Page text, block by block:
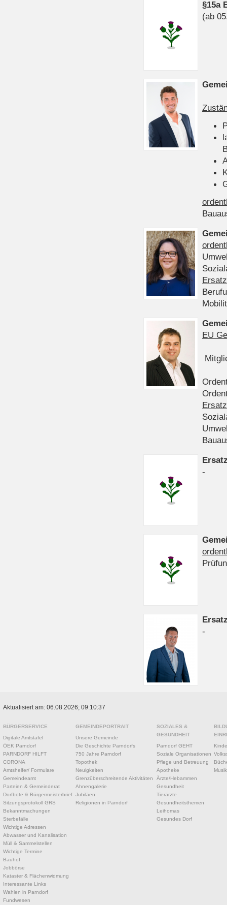
§15a
(ab
EU
-
-
Aktualisiert am: 06.08.2026; 09:10:37
BÜRGERSERVICE
Digitale Amtstafel
ÖEK Parndorf
PARNDORF HILFT
CORONA
Amtshelfer/ Formulare
Gemeindeamt
Parteien & Gemeinderat
Dorfbote & Bürgermeisterbrief
Sitzungsprotokoll GRS
Bekanntmachungen
Sterbefälle
Wichtige Adressen
Abwasser und Kanalisation
Müll & Sammelstellen
Wichtige Termine
Bauhof
Jobbörse
Kataster & Flächenwidmung
Interessante Links
Wahlen in Parndorf
Fundwesen
GEMEINDEPORTRAIT
Unsere Gemeinde
Die Geschichte Parndorfs
750 Jahre Parndorf
Topothek
Neuigkeiten
Grenzüberschreitende Aktivitäten
Ahnengalerie
Jubiläen
Religionen in Parndorf
SOZIALES &
GESUNDHEIT
Parndorf GEHT
Soziale Organisationen
Pflege und Betreuung
Apotheke
Ärzte/Hebammen
Gesundheit
Tierärzte
Gesundheitsthemen
Leihomas
Gesundes Dorf